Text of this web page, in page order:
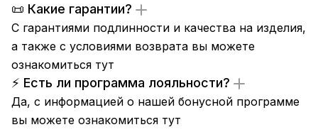
📜 Какие гарантии?
С гарантиями подлинности и качества на изделия,
а также с условиями возврата вы можете
ознакомиться тут
⚡ Есть ли программа лояльности?
Да, с информацией о нашей бонусной программе
вы можете ознакомиться тут